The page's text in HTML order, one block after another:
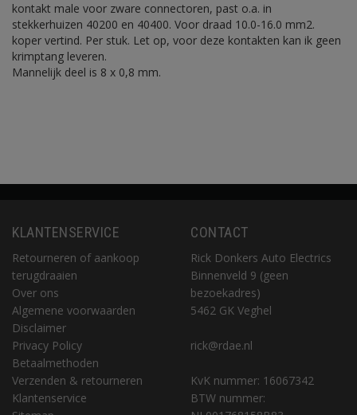
kontakt male voor zware connectoren, past o.a. in
stekkerhuizen 40200 en 40400. Voor draad 10.0-16.0 mm2.
koper vertind. Per stuk. Let op, voor deze kontakten kan ik geen
krimptang leveren.
Mannelijk deel is 8 x 0,8 mm.
KLANTENSERVICE
Retourneren of aankoop
terugdraaien
Over ons
Algemene voorwaarden
Disclaimer
Privacy Policy
Betaalmethoden
Verzenden & retourneren
Klantenservice
CONTACT
Rick Donkers Auto Electrics
Binnenveld 9 (geen
bezoekadres)
5462 GK Veghel
rick@rdae.nl
KvK nummer: 16067342
BTW nummer: